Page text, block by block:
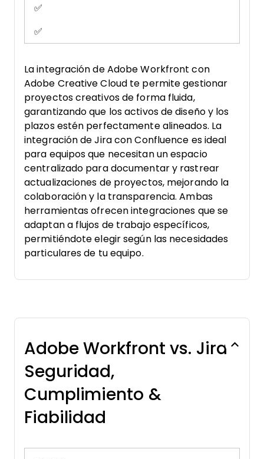
✅
✅
La integración de Adobe Workfront con
Adobe Creative Cloud te permite gestionar
proyectos creativos de forma fluida,
garantizando que los activos de diseño y los
plazos estén perfectamente alineados. La
integración de Jira con Confluence es ideal
para equipos que necesitan un espacio
centralizado para documentar y rastrear
actualizaciones de proyectos, mejorando la
colaboración y la transparencia. Ambas
herramientas ofrecen integraciones que se
adaptan a flujos de trabajo específicos,
permitiéndote elegir según las necesidades
particulares de tu equipo.
Adobe Workfront vs. Jira
Seguridad,
Cumplimiento &
Fiabilidad